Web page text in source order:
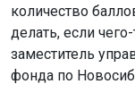
количество
делать, если
заместитель
фонда по